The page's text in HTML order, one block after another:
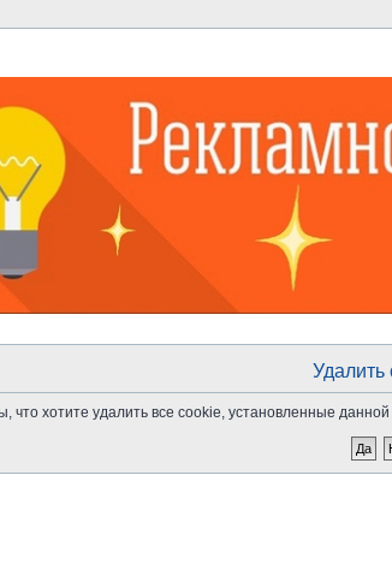
Удалить
что хотите удалить все cookie, установленные